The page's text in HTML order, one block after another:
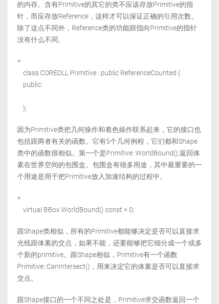
的内存。含有Primitive的其它的类不应该存放Primitive的指
针，而应存放Reference ，这样才可以保证正确的引用次数。
除了这点不同外，Reference类的功能跟指向Primitive的指针
没有什么不同。
=
class COREDLL Primitive : public ReferenceCounted {
public:
};
因为Primitive类把几何操作和着色操作联系起来，它的接口也
包括跟两者有关的函数。它有5个几何例程，它们都和Shape
类中的函数很相似。第一个是Primitive::WorldBound(),返回体
素在世界空间的包围盒。包围盒有很多用途，其中最重要的一
个用途是用于把Primitive放入加速结构的过程中。
=
virtual BBox WorldBound() const = 0;
跟Shape类相似，所有的Primitive都能够决定是否可以直接求
光线跟体素的交点，如果不能，还要能够把它细分成一个或多
个新的primitive。跟Shape相似，Primitive有一个函数
Primitive::CanIntersect()，用来决定它的体素是否可以直接求
交点。
跟Shape接口的一个不同之处是，Primitive求交函数返回一个